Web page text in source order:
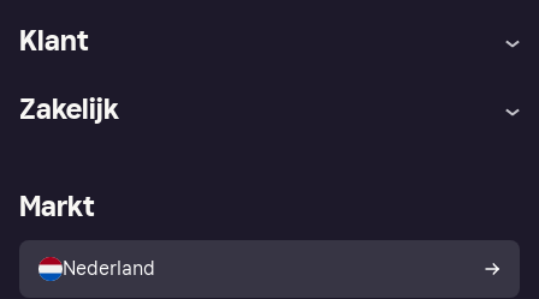
Klant
Winkeloverzicht
Kopersbescherming voor
consumenten
Zakelijk
Zakelijke login
Markt
Nederland